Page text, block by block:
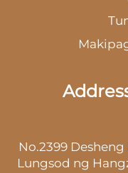
No.2399
Lungsod ng